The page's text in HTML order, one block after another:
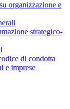
organizzazione e
strategico-
di condotta
e imprese